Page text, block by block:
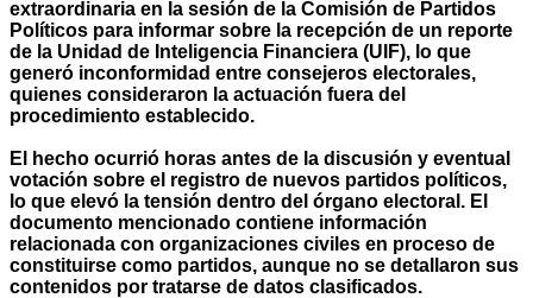
extraordinaria en la sesión de la Comisión de Partidos
Políticos para informar sobre la recepción de un reporte
de la Unidad de Inteligencia Financiera (UIF), lo que
generó inconformidad entre consejeros electorales,
quienes consideraron la actuación fuera del
procedimiento establecido.
El hecho ocurrió horas antes de la discusión y eventual
votación sobre el registro de nuevos partidos políticos,
lo que elevó la tensión dentro del órgano electoral. El
documento mencionado contiene información
relacionada con organizaciones civiles en proceso de
constituirse como partidos, aunque no se detallaron sus
contenidos por tratarse de datos clasificados.